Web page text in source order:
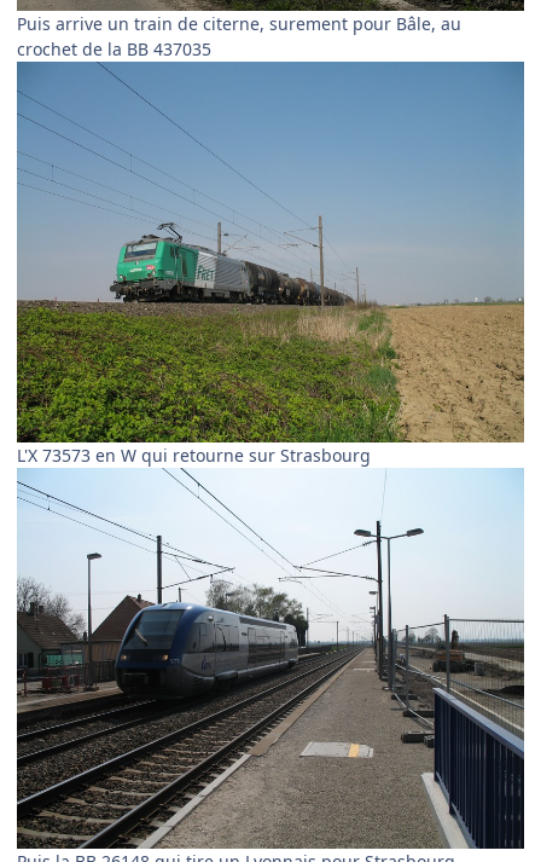
Puis arrive un train de citerne, surement pour Bâle, au
crochet de la BB 437035
L'X 73573 en W qui retourne sur Strasbourg